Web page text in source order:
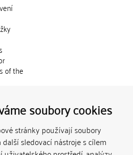
soubory cookies
stránky používají soubory
další sledovací nástroje s cílem
of the
k
jinou
autora.
shall not